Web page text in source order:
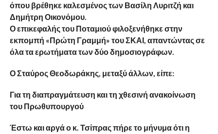
όπου βρέθηκε καλεσμένος των Βασίλη Λυριτζή και
Δημήτρη Οικονόμου.
Ο επικεφαλής του Ποταμιού φιλοξενήθηκε στην
εκπομπή «Πρώτη Γραμμή» του ΣΚΑΙ, απαντώντας σε
όλα τα ερωτήματα των δύο δημοσιογράφων.
Ο Σταύρος Θεοδωράκης, μεταξύ άλλων, είπε:
Για τη διαπραγμάτευση και τη χθεσινή ανακοίνωση
του Πρωθυπουργού
Έστω και αργά ο κ. Τσίπρας πήρε το μήνυμα ότι η